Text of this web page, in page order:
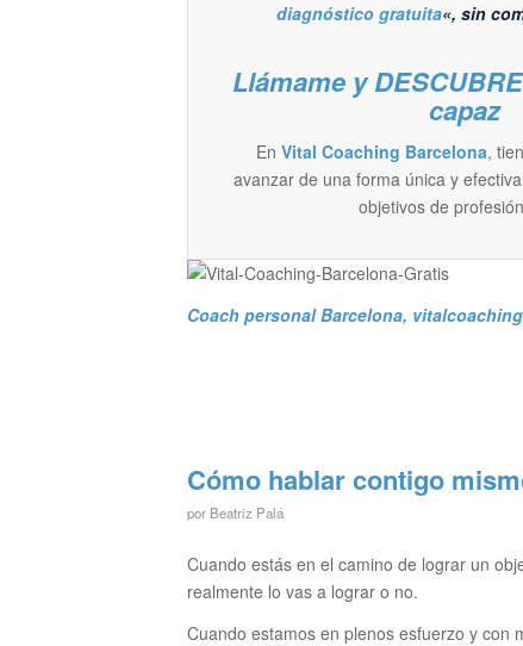
diagnóstico gratuita«, sin
Llámame y
capaz
En Vital Coaching Barcelona,
avanzar de una forma única y
objetivos de
Coach personal Barcelona,
Cómo hablar contigo
por Beatriz Palá
Cuando estás en el camino de lograr un
realmente lo vas a lograr o no.
Cuando estamos en plenos esfuerzo y con